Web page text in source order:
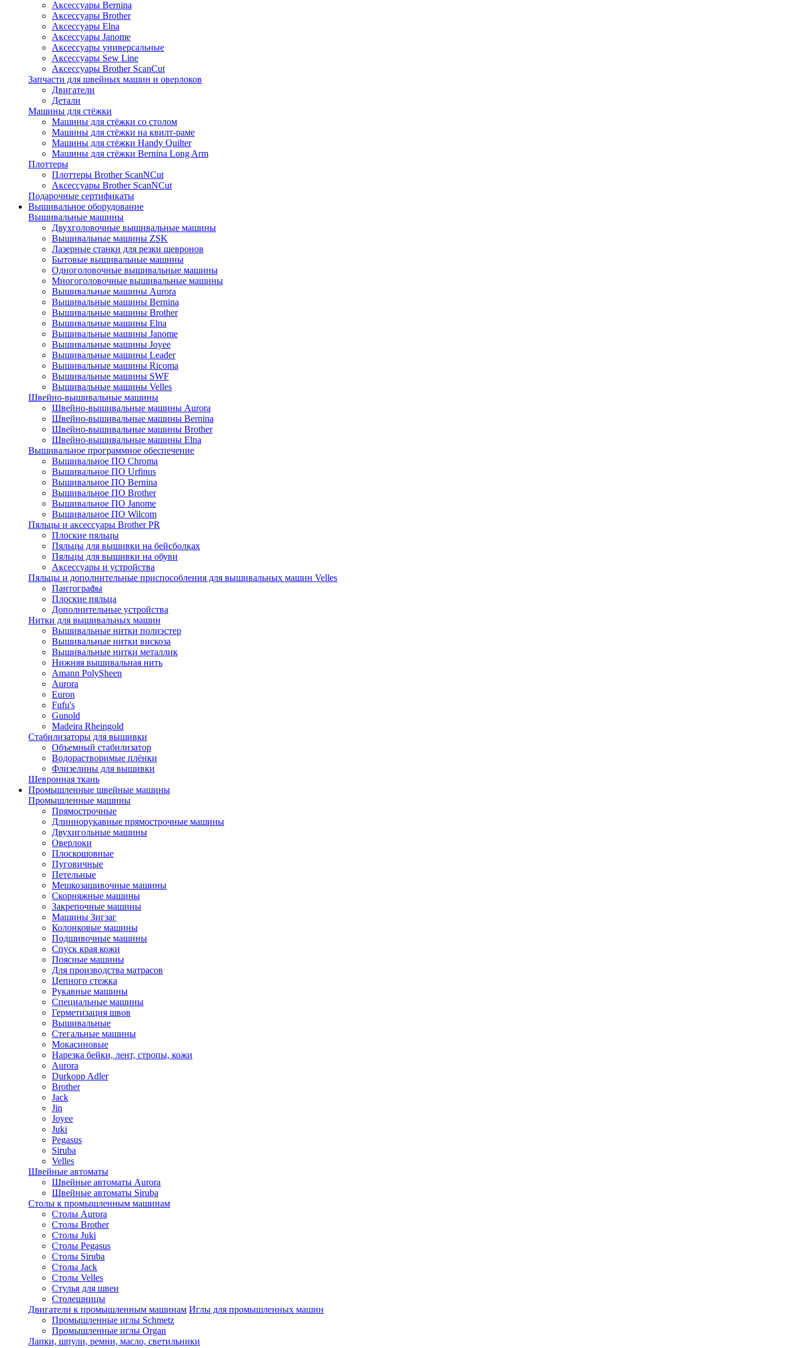
Аксессуары Bernina
Аксессуары Brother
Аксессуары Elna
Аксессуары Janome
Аксессуары универсальные
Аксессуары Sew Line
Аксессуары Brother ScanCut
Запчасти для швейных машин и оверлоков
Двигатели
Детали
Машины для стёжки
Машины для стёжки со столом
Машины для стёжки на квилт-раме
Машины для стёжки Handy Quilter
Машины для стёжки Bernina Long Arm
Плоттеры
Плоттеры Brother ScanNCut
Аксессуары Brother ScanNCut
Подарочные сертификаты
Вышивальное оборудование
Вышивальные машины
Двухголовочные вышивальные машины
Вышивальные машины ZSK
Лазерные станки для резки шевронов
Бытовые вышивальные машины
Одноголовочные вышивальные машины
Многоголовочные вышивальные машины
Вышивальные машины Aurora
Вышивальные машины Bernina
Вышивальные машины Brother
Вышивальные машины Elna
Вышивальные машины Janome
Вышивальные машины Joyee
Вышивальные машины Leader
Вышивальные машины Ricoma
Вышивальные машины SWF
Вышивальные машины Velles
Швейно-вышивальные машины
Швейно-вышивальные машины Aurora
Швейно-вышивальные машины Bernina
Швейно-вышивальные машины Brother
Швейно-вышивальные машины Elna
Вышивальное программное обеспечение
Вышивальное ПО Chroma
Вышивальное ПО Urfinus
Вышивальное ПО Bernina
Вышивальное ПО Brother
Вышивальное ПО Janome
Вышивальное ПО Wilcom
Пяльцы и аксессуары Brother PR
Плоские пяльцы
Пяльцы для вышивки на бейсболках
Пяльцы для вышивки на обуви
Аксессуары и устройства
Пяльцы и дополнительные приспособления для вышивальных машин Velles
Пантографы
Плоские пяльца
Дополнительные устройства
Нитки для вышивальных машин
Вышивальные нитки полиэстер
Вышивальные нитки вискоза
Вышивальные нитки металлик
Нижняя вышивальная нить
Amann PolySheen
Aurora
Euron
Fufu's
Gunold
Madeira Rheingold
Стабилизаторы для вышивки
Объемный стабилизатор
Водорастворимые плёнки
Флизелины для вышивки
Шевронная ткань
Промышленные швейные машины
Промышленные машины
Прямострочные
Длиннорукавные прямострочные машины
Двухигольные машины
Оверлоки
Плоскошовные
Пуговичные
Петельные
Мешкозашивочные машины
Скорняжные машины
Закрепочные машины
Машины Зигзаг
Колонковые машины
Подшивочные машины
Спуск края кожи
Поясные машины
Для производства матрасов
Цепного стежка
Рукавные машины
Специальные машины
Герметизация швов
Вышивальные
Стегальные машины
Мокасиновые
Нарезка бейки, лент, стропы, кожи
Aurora
Durkopp Adler
Brother
Jack
Jin
Joyee
Juki
Pegasus
Siruba
Velles
Швейные автоматы
Швейные автоматы Aurora
Швейные автоматы Siruba
Столы к промышленным машинам
Столы Aurora
Столы Brother
Столы Juki
Столы Pegasus
Столы Siruba
Столы Jack
Столы Velles
Стулья для швеи
Столешницы
Двигатели к промышленным машинам Иглы для промышленных машин
Промышленные иглы Schmetz
Промышленные иглы Organ
Лапки, шпули, ремни, масло, светильники